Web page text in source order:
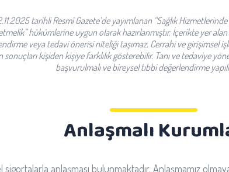
tarihli Resmî Gazete’de yayımlanan “Sağlık
hükümlerine uygun olarak hazırlanmıştır. İçerikte yer
veya tedavi önerisi niteliği taşımaz. Cerrahi ve girişimsel
sonuçları kişiden kişiye farklılık gösterebilir. Tanı ve tedaviye
başvurulmalı ve bireysel tıbbi değerlendirme
Anlaşmalı
sigortalarla anlaşması bulunmaktadır. Anlaşmamız